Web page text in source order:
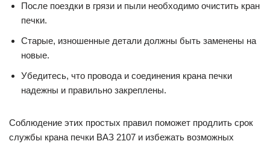
После поездки в грязи и пыли необходимо очистить кран
печки.
Старые, изношенные детали должны быть заменены на
новые.
Убедитесь, что провода и соединения крана печки
надежны и правильно закреплены.
Соблюдение этих простых правил поможет продлить срок
службы крана печки ВАЗ 2107 и избежать возможных